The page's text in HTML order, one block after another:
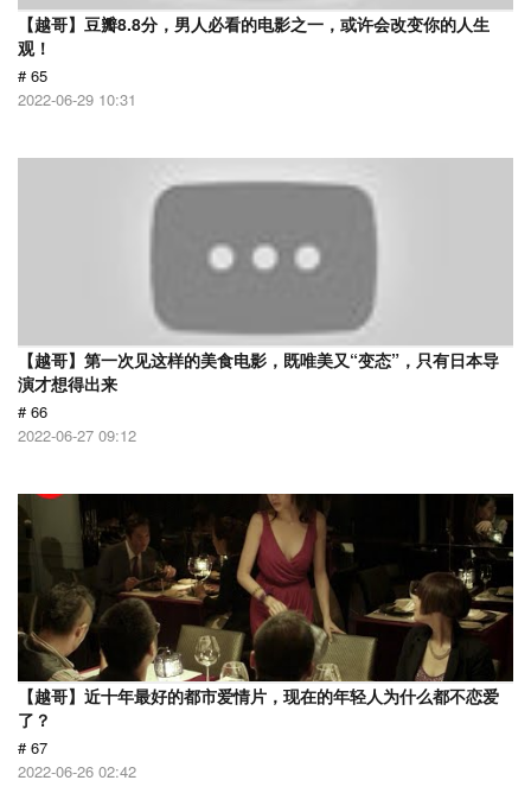
【越哥】豆瓣8.8分，男人必看的电影之一，或许会改变你的人生
观！
# 65
2022-06-29 10:31
【越哥】第一次见这样的美食电影，既唯美又“变态”，只有日本导
演才想得出来
# 66
2022-06-27 09:12
【越哥】近十年最好的都市爱情片，现在的年轻人为什么都不恋爱
了？
# 67
2022-06-26 02:42